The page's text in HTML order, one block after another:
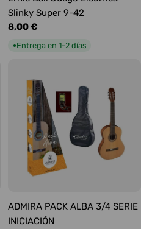
Slinky Super 9-42
Precio
habitual
8,00 €
●Entrega en 1-2 días
ADMIRA PACK ALBA 3/4 SERIE
INICIACIÓN